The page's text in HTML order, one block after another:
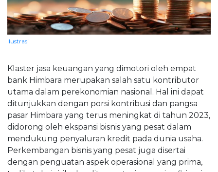
Ilustrasi
Klaster jasa keuangan yang dimotori oleh empat
bank Himbara merupakan salah satu kontributor
utama dalam perekonomian nasional. Hal ini dapat
ditunjukkan dengan porsi kontribusi dan pangsa
pasar Himbara yang terus meningkat di tahun 2023,
didorong oleh ekspansi bisnis yang pesat dalam
mendukung penyaluran kredit pada dunia usaha.
Perkembangan bisnis yang pesat juga disertai
dengan penguatan aspek operasional yang prima,
BUMNINC Tube
#CEOMind